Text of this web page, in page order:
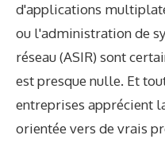
d'applications
ou l'administration de
réseau (ASIR) sont
est presque nulle. Et
entreprises apprécient
orientée vers de vrais